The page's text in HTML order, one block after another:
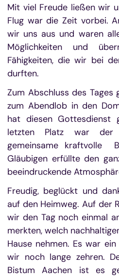
Mit viel Freude ließen wir
Flug war die Zeit vorbei.
wir uns aus und waren
Möglichkeiten und
Fähigkeiten, die wir bei
durften.
Zum Abschluss des
zum Abendlob in den
hat diesen Gottesdienst
letzten Platz war der
gemeinsame kraftvolle
Gläubigen erfüllte den
beeindruckende
Freudig, beglückt und
auf den Heimweg. Auf der
wir den Tag noch einmal
merkten, welch
Hause nehmen. Es war
wir noch lange zehren.
Bistum Aachen ist es